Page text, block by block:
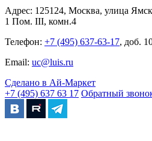
Адрес: 125124, Москва, улица
1 Пом. III, комн.4
Телефон: +7 (495) 637-63-17, доб.
Email: uc@luis.ru
Сделано в Ай-Маркет
+7 (495) 637 63 17 Обратный